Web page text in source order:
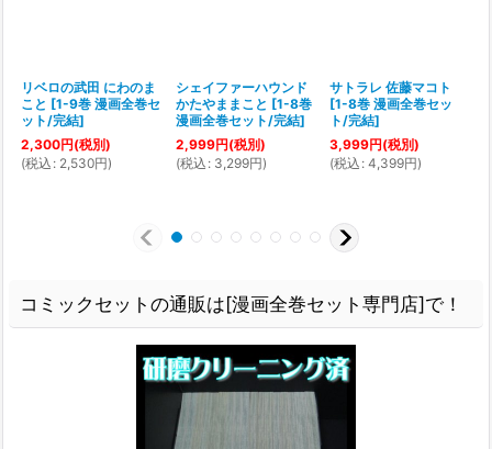
リベロの武田 にわのま
こと [1-9巻 漫画全巻セ
ット/完結]
2,300円(税別)
(税込 : 2,530円)
シェイファーハウンド
かたやままこと [1-8巻
漫画全巻セット/完結]
2,999円(税別)
(税込 : 3,299円)
サトラレ 佐藤マコト
[1-8巻 漫画全巻セッ
ト/完結]
3,999円(税別)
(税込 : 4,399円)
コミックセットの通販は[漫画全巻セット専門店]で！